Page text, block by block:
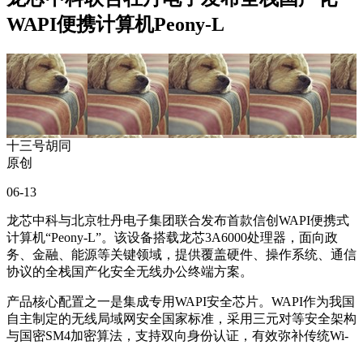
WAPI便携计算机Peony-L
十三号胡同
原创
06-13
龙芯中科与北京牡丹电子集团联合发布首款信创WAPI便携式
计算机“Peony-L”。该设备搭载龙芯3A6000处理器，面向政
务、金融、能源等关键领域，提供覆盖硬件、操作系统、通信
协议的全栈国产化安全无线办公终端方案。
产品核心配置之一是集成专用WAPI安全芯片。WAPI作为我国
自主制定的无线局域网安全国家标准，采用三元对等安全架构
与国密SM4加密算法，支持双向身份认证，有效弥补传统Wi-